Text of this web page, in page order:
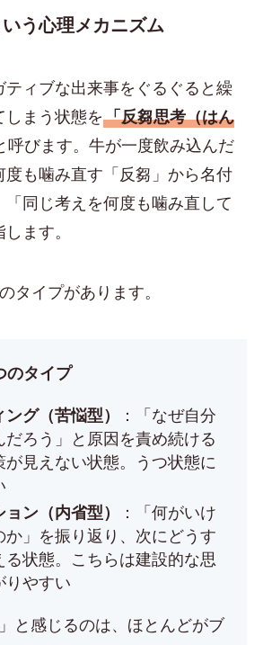
いう心理メカニズム
ィブな出来事をぐるぐると繰
しまう状態を「反芻思考（はん
呼びます。牛が一度飲み込んだ
度も噛み直す「反芻」から名付
「同じ考えを何度も噛み直して
ます。
タイプがあります。
のタイプ
グ（苦悩型）
：「なぜ自分
だろう」と原因を責め続ける
が見えない状態。うつ状態に
ン（内省型）
：「何がいけ
か」を振り返り、次にどうす
る状態。こちらは建設的な思
りやすい
と感じるのは、ほとんどがブ